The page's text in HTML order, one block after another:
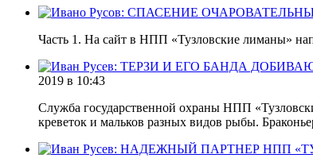
Часть 1. На сайт в НПП «Тузловские лиманы»
2019 в 10:43
Служба государственной охраны НПП
креветок и мальков разных видов рыбы.